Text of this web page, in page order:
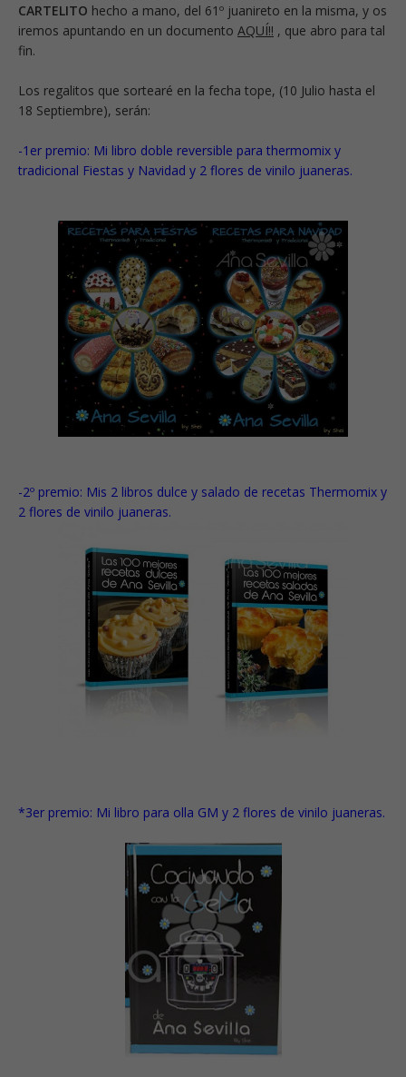
CARTELITO hecho a mano, del 61º juanireto en la misma, y os
iremos apuntando en un documento AQUÍ!! , que abro para tal
fin.
Los regalitos que sortearé en la fecha tope, (10 Julio hasta el
18 Septiembre), serán:
-1er premio: Mi libro doble reversible para thermomix y
tradicional Fiestas y Navidad y 2 flores de vinilo juaneras.
-2º premio: Mis 2 libros dulce y salado de recetas Thermomix y
2 flores de vinilo juaneras.
*3er premio: Mi libro para olla GM y 2 flores de vinilo juaneras.